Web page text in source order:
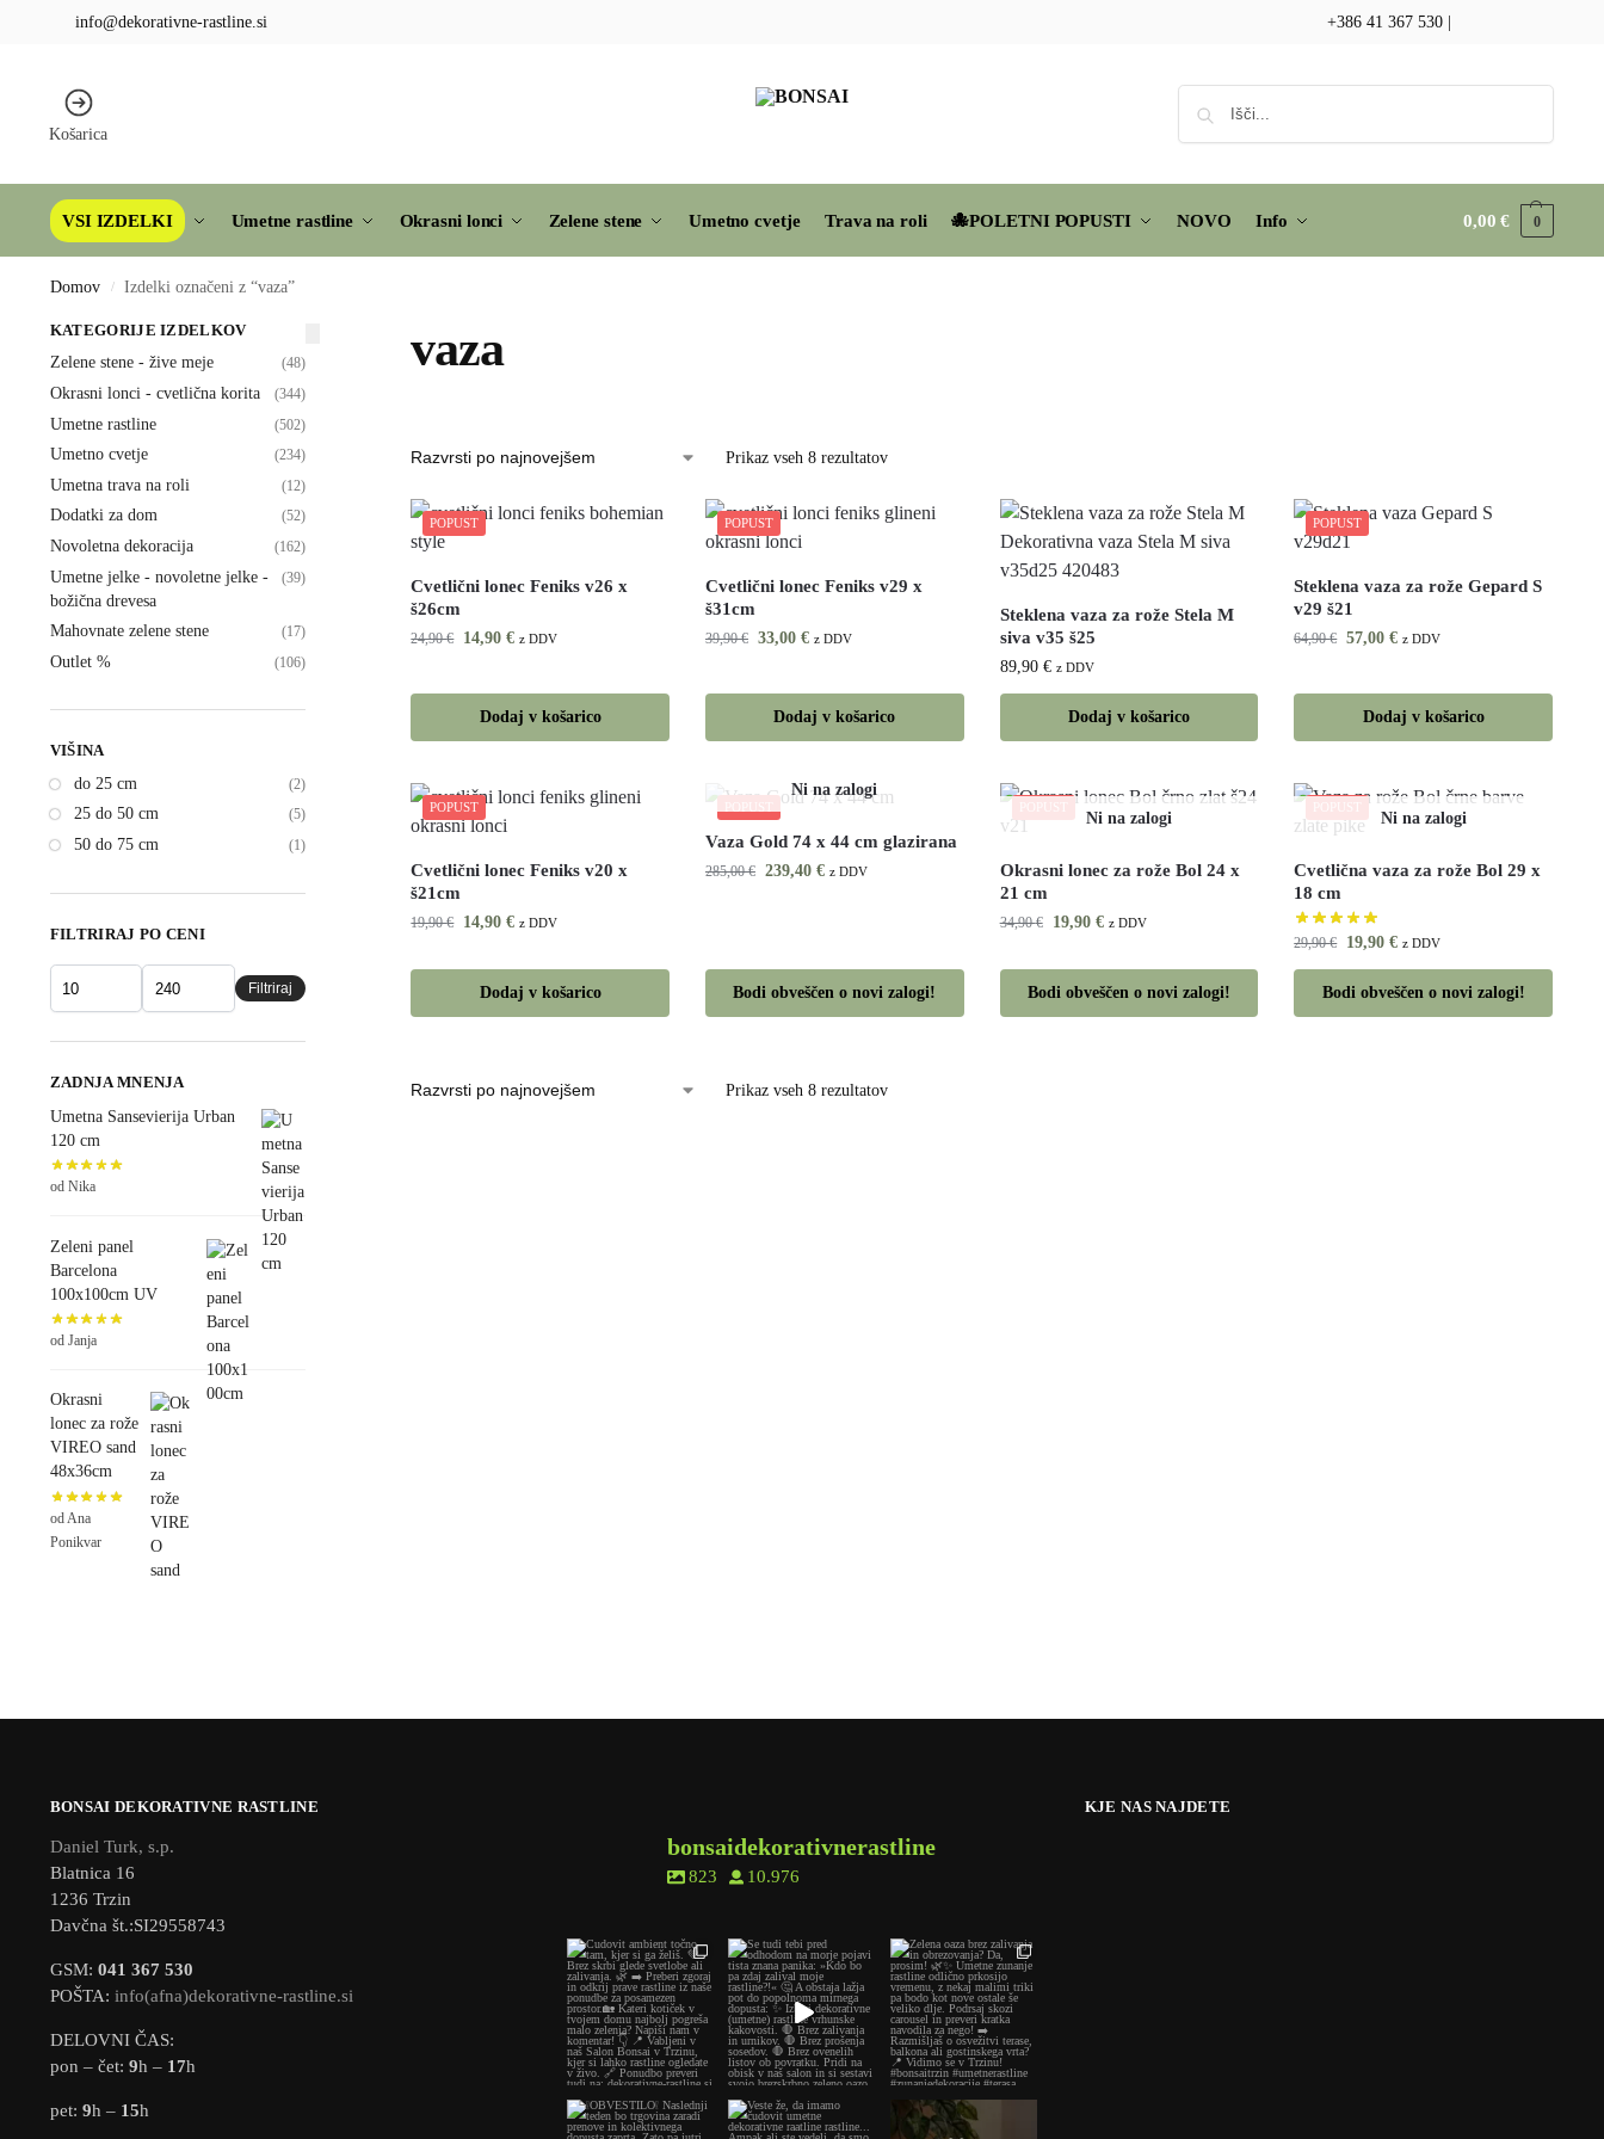
info@dekorativne-rastline.si +386 41 367 530
Košarica
VSI IZDELKI Umetne rastline Okrasni lonci Zelene stene Umetno cvetje Trava na roli 🐙POLETNI POPUSTI NOVO Info 0,00€ 0
Domov / Izdelki označeni z “vaza”
vaza
Prikaz vseh 8 rezultatov
POPUST
Cvetlični lonec Feniks v26 x
š26cm
24,90€ 14,90€ z DDV
Dodaj v košarico
POPUST
Cvetlični lonec Feniks v29 x
š31cm
39,90€ 33,00 € z DDV
Dodaj v košarico
Steklena vaza za rože Stela M
siva v35 š25
89,90 € z DDV
Dodaj v košarico
POPUST
Steklena vaza za rože Gepard S
v29 š21
64,90€ 57,00€ z DDV
Dodaj v košarico
POPUST
Cvetlični lonec Feniks v20 x
š21cm
19,90€ 14,90€ z DDV
Dodaj v košarico
POPUST
Vaza Gold 74 x 44 cm glazirana
285,00€ 239,40 € z DDV
Bodi obveščen o novi zalogi!
POPUST
Okrasni lonec za rože Bol 24 x
21 cm
34,90€ 19,90 € z DDV
Bodi obveščen o novi zalogi!
POPUST
Cvetlična vaza za rože Bol 29 x
18 cm
29,90€ 19,90€ z DDV
Bodi obveščen o novi zalogi!
Prikaz vseh 8 rezultatov
KATEGORIJE IZDELKOV
Zelene stene - žive meje
(48)
Okrasni lonci - cvetlična korita (344)
Umetne rastline (502)
Umetno cvetje (234)
Umetna trava na roli (12)
Dodatki za dom (52)
Novoletna dekoracija (162)
Umetne jelke - novoletne jelke -
božična drevesa
(39)
Mahovnate zelene stene (17)
Outlet % (106)
VIŠINA
do 25 cm
(2)
25 do 50 cm (5)
50 do 75 cm (1)
FILTRIRAJ PO CENI
Filtriraj
ZADNJA MNENJA
Umetna Sansevierija Urban
120 cm
od Nika
Zeleni panel
Barcelona
100x100cm UV
od Janja
Okrasni
lonec za rože
VIREO sand
48x36cm
od Ana
Ponikvar
BONSAI DEKORATIVNE RASTLINE
Daniel Turk, s.p.
Blatnica 16
1236 Trzin
Davčna št.:SI29558743
GSM: 041 367 530
POŠTA: info(afna)dekorativne-rastline.si
DELOVNI ČAS:
pon – čet: 9h – 17h
pet: 9h – 15h
bonsaidekorativnerastline
823 10.976
KJE NAS NAJDETE